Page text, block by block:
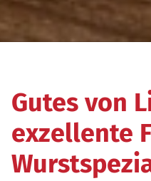
Gutes von
exzellente